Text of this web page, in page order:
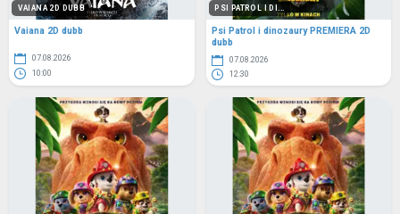
VAIANA 2D DUBB
Vaiana 2D dubb
07.08.2026
10:00
PSI PATROL I DI...
Psi Patrol i dinozaury PREMIERA 2D
dubb
07.08.2026
12:30